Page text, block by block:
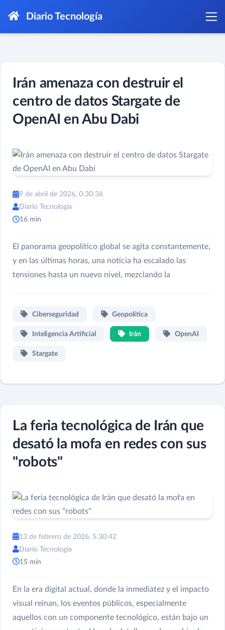
Diario Tecnología
Irán amenaza con destruir el
centro de datos Stargate de
OpenAI en Abu Dabi
9 de abril de 2026, 0:30:36
Diario Tecnología
16 min
El panorama geopolítico global se agita constantemente,
y en las últimas horas, una noticia ha escalado las
tensiones hasta un nuevo nivel, mezclando la
Ciberseguridad Geopolítica
Inteligencia Artificial Irán OpenAI
Stargate
La feria tecnológica de Irán que
desató la mofa en redes con sus
"robots"
13 de febrero de 2026, 5:30:42
Diario Tecnología
15 min
En la era digital actual, donde la inmediatez y el impacto
visual reinan, los eventos públicos, especialmente
aquellos con un componente tecnológico, están bajo un